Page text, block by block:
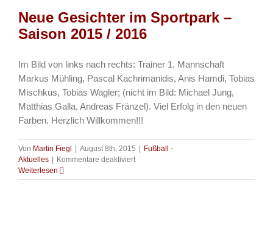
Neue Gesichter im Sportpark –
Saison 2015 / 2016
Im Bild von links nach rechts: Trainer 1. Mannschaft
Markus Mühling, Pascal Kachrimanidis, Anis Hamdi, Tobias
Mischkus, Tobias Wagler; (nicht im Bild: Michael Jung,
Matthias Galla, Andreas Fränzel). Viel Erfolg in den neuen
Farben. Herzlich Willkommen!!!
Von Martin Fiegl August 8th, 2015
Fußball -
Aktuelles
Kommentare deaktiviertfür
Gesichter
Weiterlesen